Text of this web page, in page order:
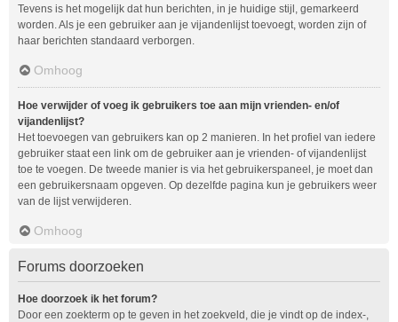
Tevens is het mogelijk dat hun berichten, in je huidige stijl, gemarkeerd
worden. Als je een gebruiker aan je vijandenlijst toevoegt, worden zijn of
haar berichten standaard verborgen.
Omhoog
Hoe verwijder of voeg ik gebruikers toe aan mijn vrienden- en/of
vijandenlijst?
Het toevoegen van gebruikers kan op 2 manieren. In het profiel van iedere
gebruiker staat een link om de gebruiker aan je vrienden- of vijandenlijst
toe te voegen. De tweede manier is via het gebruikerspaneel, je moet dan
een gebruikersnaam opgeven. Op dezelfde pagina kun je gebruikers weer
van de lijst verwijderen.
Omhoog
Forums doorzoeken
Hoe doorzoek ik het forum?
Door een zoekterm op te geven in het zoekveld, die je vindt op de index-,